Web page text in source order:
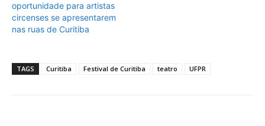
oportunidade para artistas
circenses se apresentarem
nas ruas de Curitiba
TAGS Curitiba Festival de Curitiba teatro UFPR